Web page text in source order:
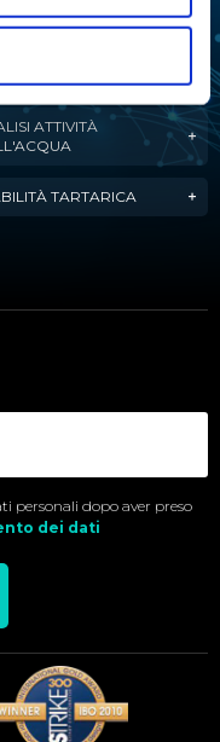
ATTIVITÀ
TARTARICA
personali dopo aver preso
dei dati